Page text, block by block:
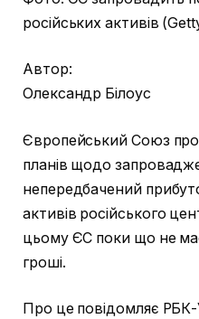
російських активів
Автор:
Олександр Білоус
Європейський Союз
планів щодо
непередбачений
активів російського
цьому ЄС поки що не
гроші.
Про це повідомляє